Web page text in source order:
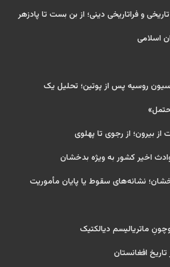
و فراتاریخی دینی؛ از بن بست تا پادزهر
اسلامی
روسیه پس از پوتین؛ تحلیل یک
از بیرون؛ از رجوی تا پهلوی
اخیر کشور به ویژه بدخشان
نشانه‌های سقوط یا پایان مأموریت
ماتریالیسم دیالکتیک
افغانستان